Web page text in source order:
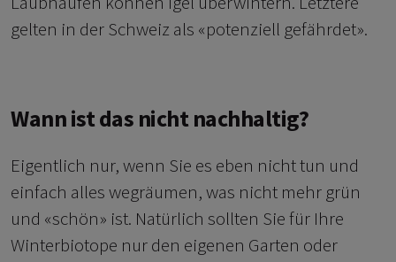
gelten in der Schweiz als «potenziell gefährdet».
Wann ist das nicht nachhaltig?
Eigentlich nur, wenn Sie es eben nicht tun und
einfach alles wegräumen, was nicht mehr grün
und «schön» ist. Natürlich sollten Sie für Ihre
Winterbiotope nur den eigenen Garten oder